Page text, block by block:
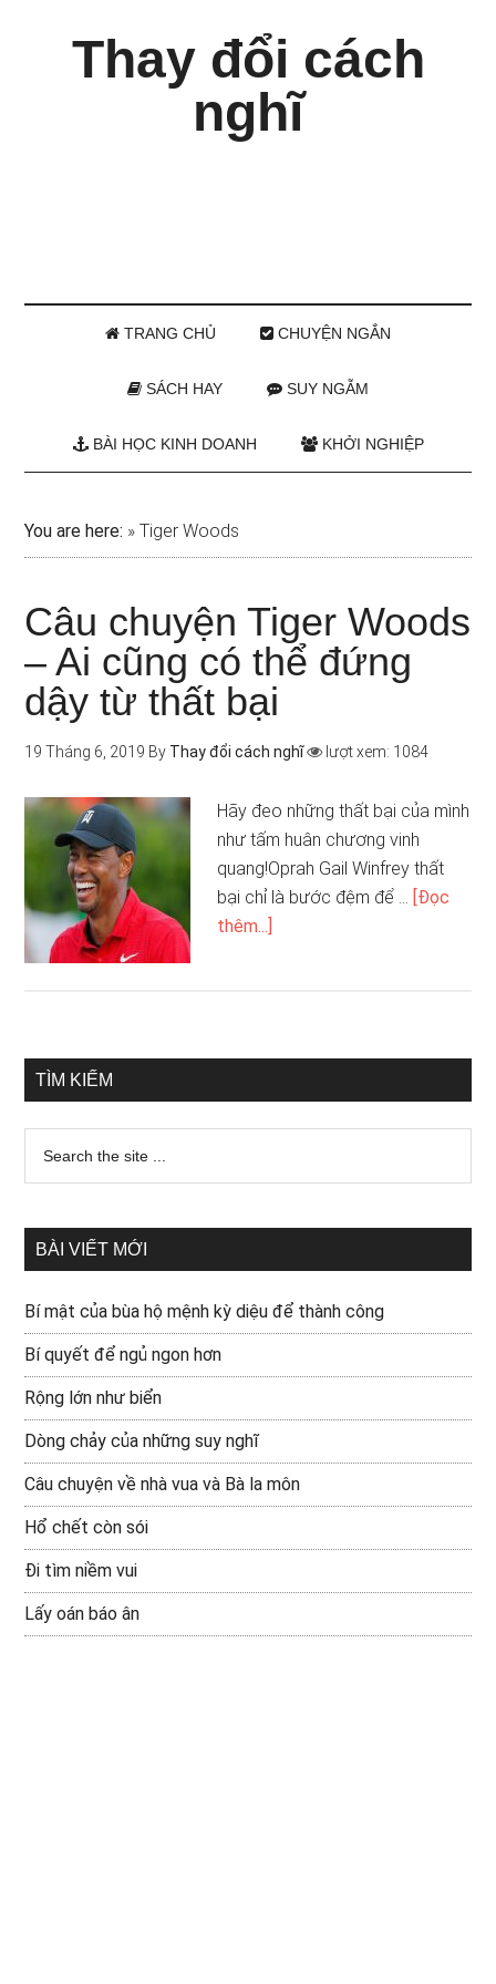
Thay đổi cách
nghĩ
TRANG CHỦ CHUYỆN NGẮN
SÁCH HAY SUY NGẪM
BÀI HỌC KINH DOANH KHỞI NGHIỆP
You are here: »Tiger Woods
Câu chuyện Tiger Woods
– Ai cũng có thể đứng
dậy từ thất bại
19 Tháng 6, 2019 By Thay đổi cách nghĩ lượt xem: 1084
Hãy đeo những thất bại của mình
như tấm huân chương vinh
quang!Oprah Gail Winfrey thất
bại chỉ là bước đệm để … [Đọc
thêm...]
TÌM KIẾM
BÀI VIẾT MỚI
Bí mật của bùa hộ mệnh kỳ diệu để thành công
Bí quyết để ngủ ngon hơn
Rộng lớn như biển
Dòng chảy của những suy nghĩ
Câu chuyện về nhà vua và Bà la môn
Hổ chết còn sói
Đi tìm niềm vui
Lấy oán báo ân